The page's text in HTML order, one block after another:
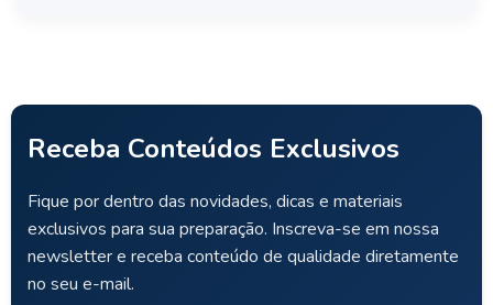
Receba Conteúdos Exclusivos
Fique por dentro das novidades, dicas e materiais
exclusivos para sua preparação. Inscreva-se em nossa
newsletter e receba conteúdo de qualidade diretamente
no seu e-mail.